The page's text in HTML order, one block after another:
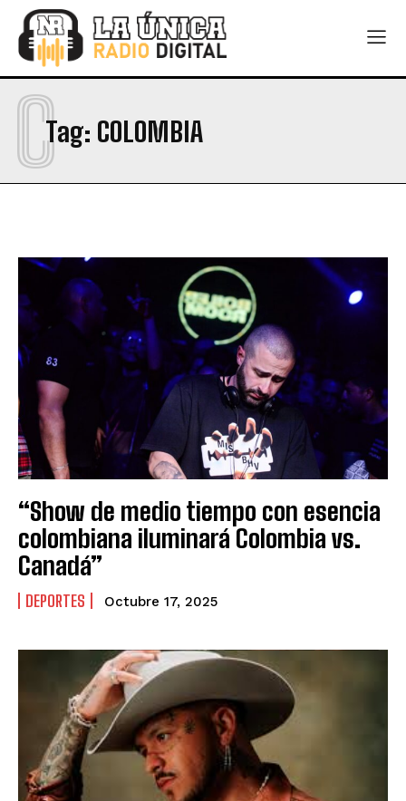
Tag: COLOMBIA
C
“Show de medio tiempo con esencia
colombiana iluminará Colombia vs.
Canadá”
DEPORTES Octubre 17, 2025